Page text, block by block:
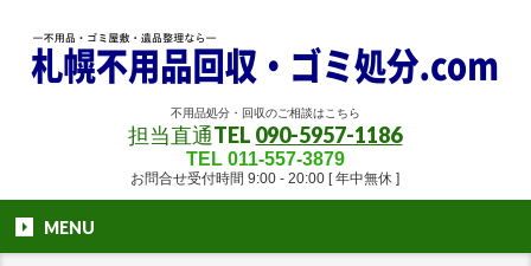
不用品処分・回収のご相談はこちら
担当直通TEL 090-5957-1186
TEL 011-557-3879
お問合せ受付時間 9:00 - 20:00 [ 年中無休 ]
MENU